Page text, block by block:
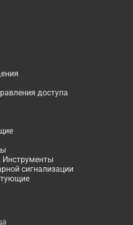
доступа
Инструменты
сигнализации